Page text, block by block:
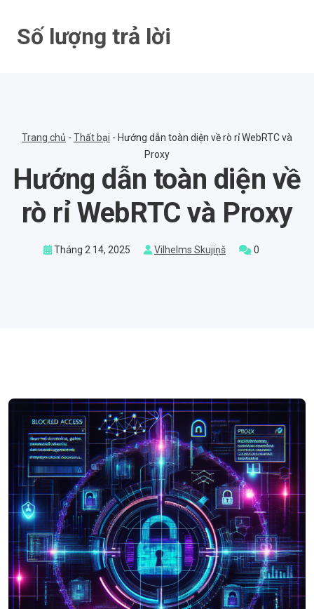
Số lượng trả lời
Trang chủ - Thất bại - Hướng dẫn toàn diện về rò rỉ WebRTC và
Proxy
Hướng dẫn toàn diện về
rò rỉ WebRTC và Proxy
Tháng 2 14, 2025 Vilhelms Skujiņš 0